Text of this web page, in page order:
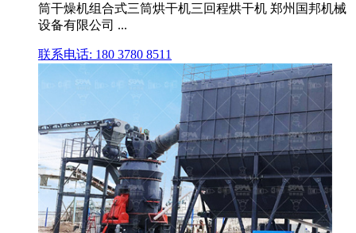
筒干燥机组合式三筒烘干机三回程烘干机 郑州国邦机械
设备有限公司 ...
联系电话: 180 3780 8511